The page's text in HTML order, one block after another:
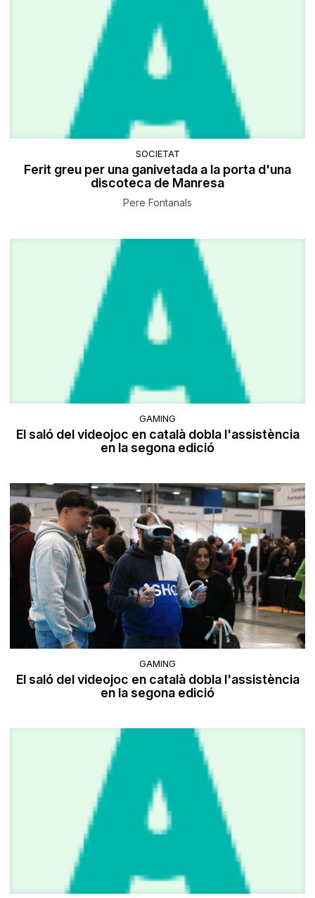
SOCIETAT
Ferit greu per una ganivetada a la porta d'una
discoteca de Manresa
Pere Fontanals
GAMING
El saló del videojoc en català dobla l'assistència
en la segona edició
GAMING
El saló del videojoc en català dobla l'assistència
en la segona edició